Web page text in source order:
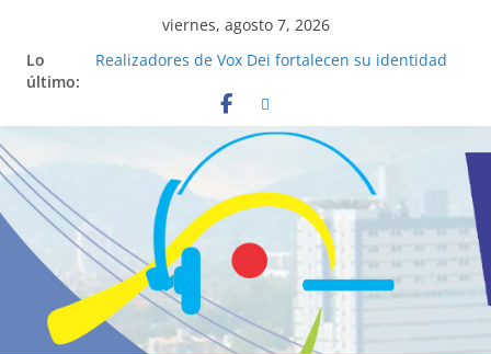
viernes, agosto 7, 2026
Lo
último:
Realizadores de Vox Dei fortalecen su identidad
La ciencia desvela los 5 secretos que tiene
fácilmente un católico para convertirse en
“Superancianos”
Pop Up Market atrae a cientos de visitantes y
dinamiza la economía local
Salud mental a la mesa: la importancia de
hablarlo en familia
Lo que tienen en común la nueva Película Toy
Story 5 y el Papa León XIV